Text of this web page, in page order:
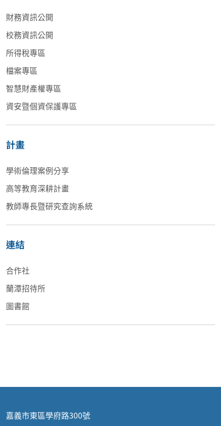
財務資訊公開
校務資訊公開
所得稅專區
檔案專區
智慧財產權專區
資安暨個資保護專區
計畫
學術倫理案例分享
高等教育深耕計畫
教師專長暨研究查詢系統
連結
合作社
蘭潭招待所
圖書館
嘉義市東區學府路300號